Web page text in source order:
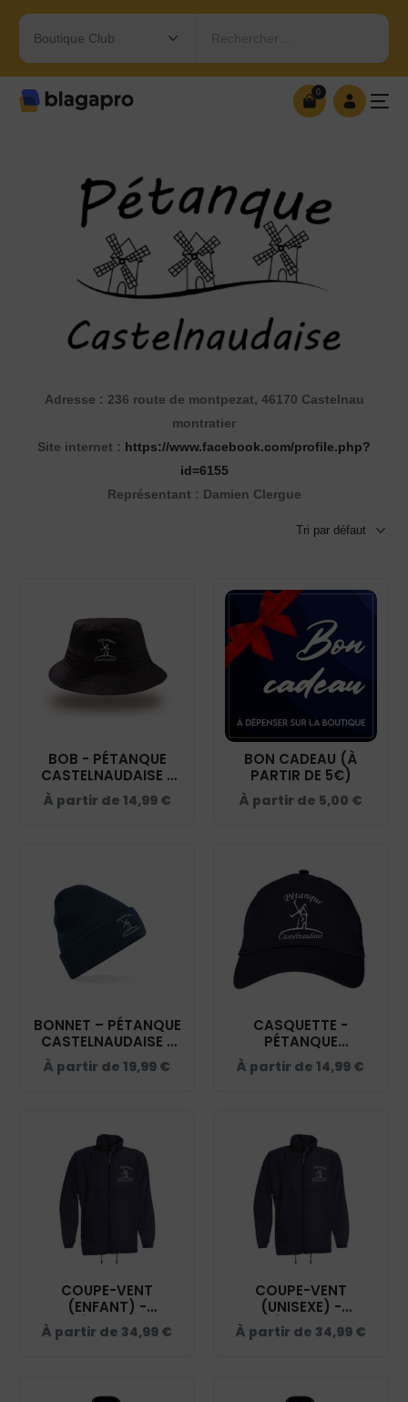
Rechercher…
0
Adresse : 236 route de montpezat, 46170 Castelnau
montratier
Site internet : https://www.facebook.com/profile.php?
id=6155
Représentant : Damien Clergue
BOB - PÉTANQUE
CASTELNAUDAISE -
NAVY - AT039
À partir de 14,99 €
BON CADEAU (À
PARTIR DE 5€)
À partir de 5,00 €
BONNET – PÉTANQUE
CASTELNAUDAISE -
NAVY - BF045
À partir de 19,99 €
CASQUETTE -
PÉTANQUE
CASTELNAUDAISE -
NAVY - BF015
À partir de 14,99 €
COUPE-VENT
(ENFANT) -
PÉTANQUE
CASTELNAUDAISE -
À partir de 34,99 €
COUPE-VENT
(UNISEXE) -
PÉTANQUE
CASTELNAUDAISE -
À partir de 34,99 €